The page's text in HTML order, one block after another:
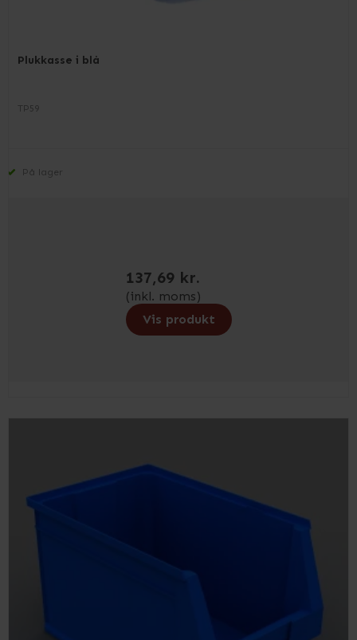
Plukkasse i blå
TP59
På lager
137,69 kr.
(inkl. moms)
Vis produkt